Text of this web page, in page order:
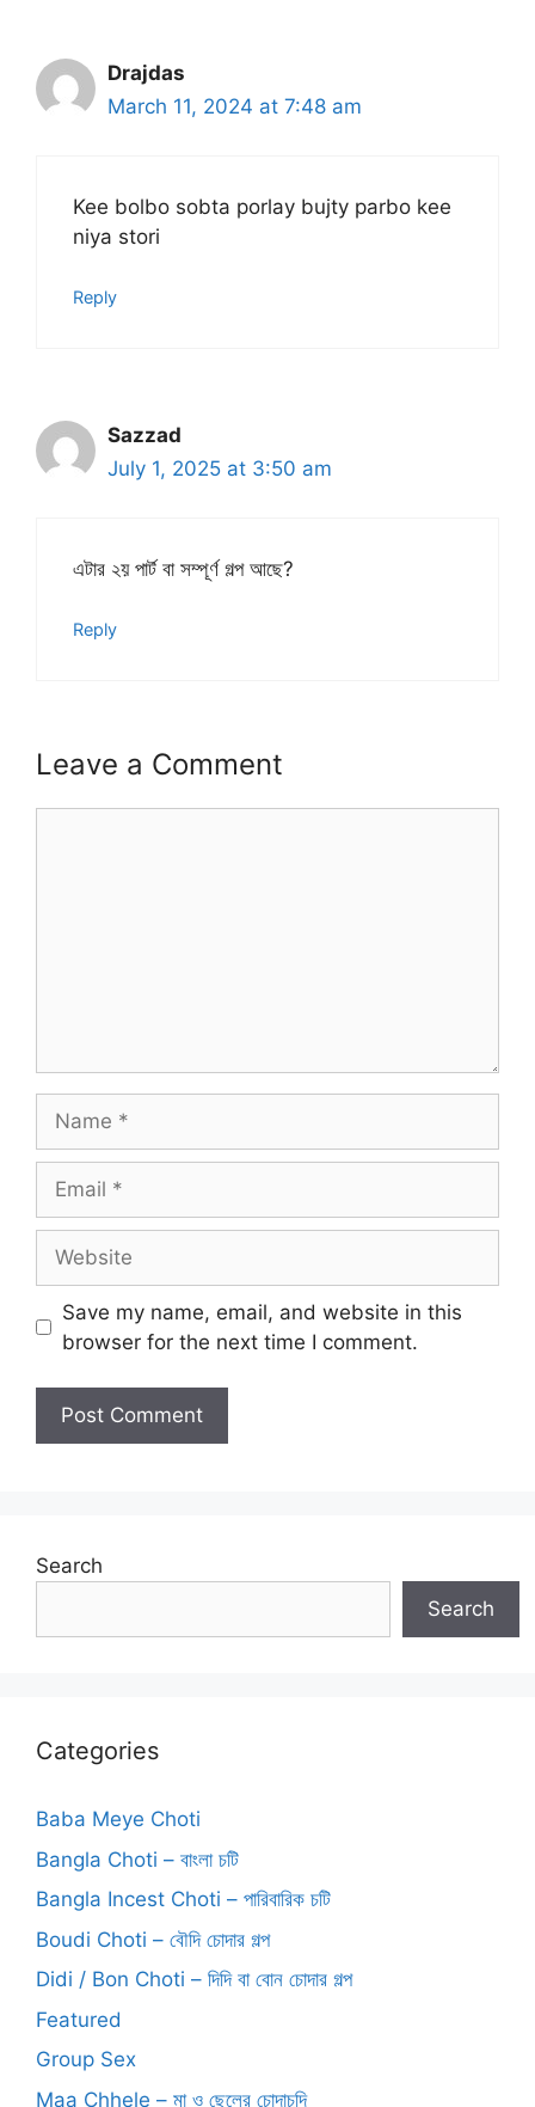
Drajdas
March 11, 2024 at 7:48 am
Kee bolbo sobta porlay bujty parbo kee
niya stori
Reply
Sazzad
July 1, 2025 at 3:50 am
এটার ২য় পার্ট বা সম্পূর্ণ গল্প আছে?
Reply
Leave a Comment
Save my name, email, and website in this
browser for the next time I comment.
Search
Search
Categories
Baba Meye Choti
Bangla Choti – বাংলা চটি
Bangla Incest Choti – পারিবারিক চটি
Boudi Choti – বৌদি চোদার গল্প
Didi / Bon Choti – দিদি বা বোন চোদার গল্প
Featured
Group Sex
Maa Chhele – মা ও ছেলের চোদাচুদি